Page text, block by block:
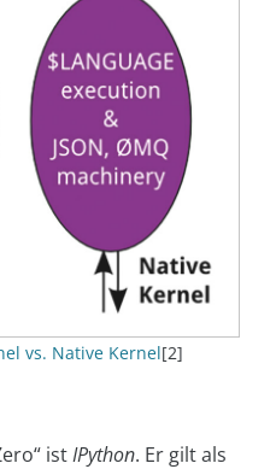
vs. Native Kernel[2]
istIPython. Er gilt als